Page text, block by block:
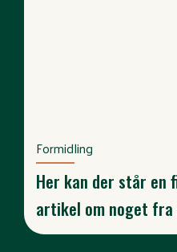
Formidling
Her kan der står en
artikel om noget